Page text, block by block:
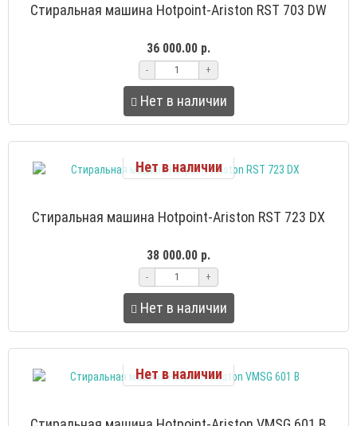
Стиральная машина Hotpoint-Ariston RST 703 DW
36 000.00 р.
- +
Нет в наличии
Нет в наличии
Стиральная машина Hotpoint-Ariston RST 723 DX
38 000.00 р.
- +
Нет в наличии
Нет в наличии